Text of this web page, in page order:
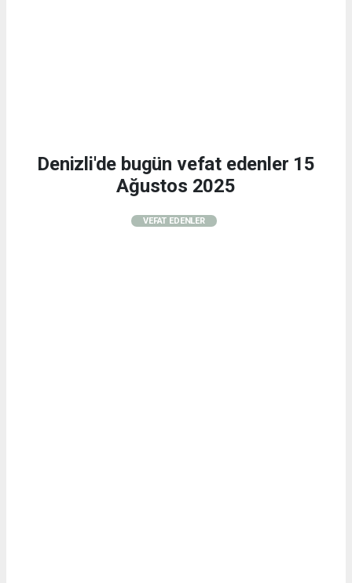
Denizli'de bugün vefat edenler 15
Ağustos 2025
VEFAT EDENLER